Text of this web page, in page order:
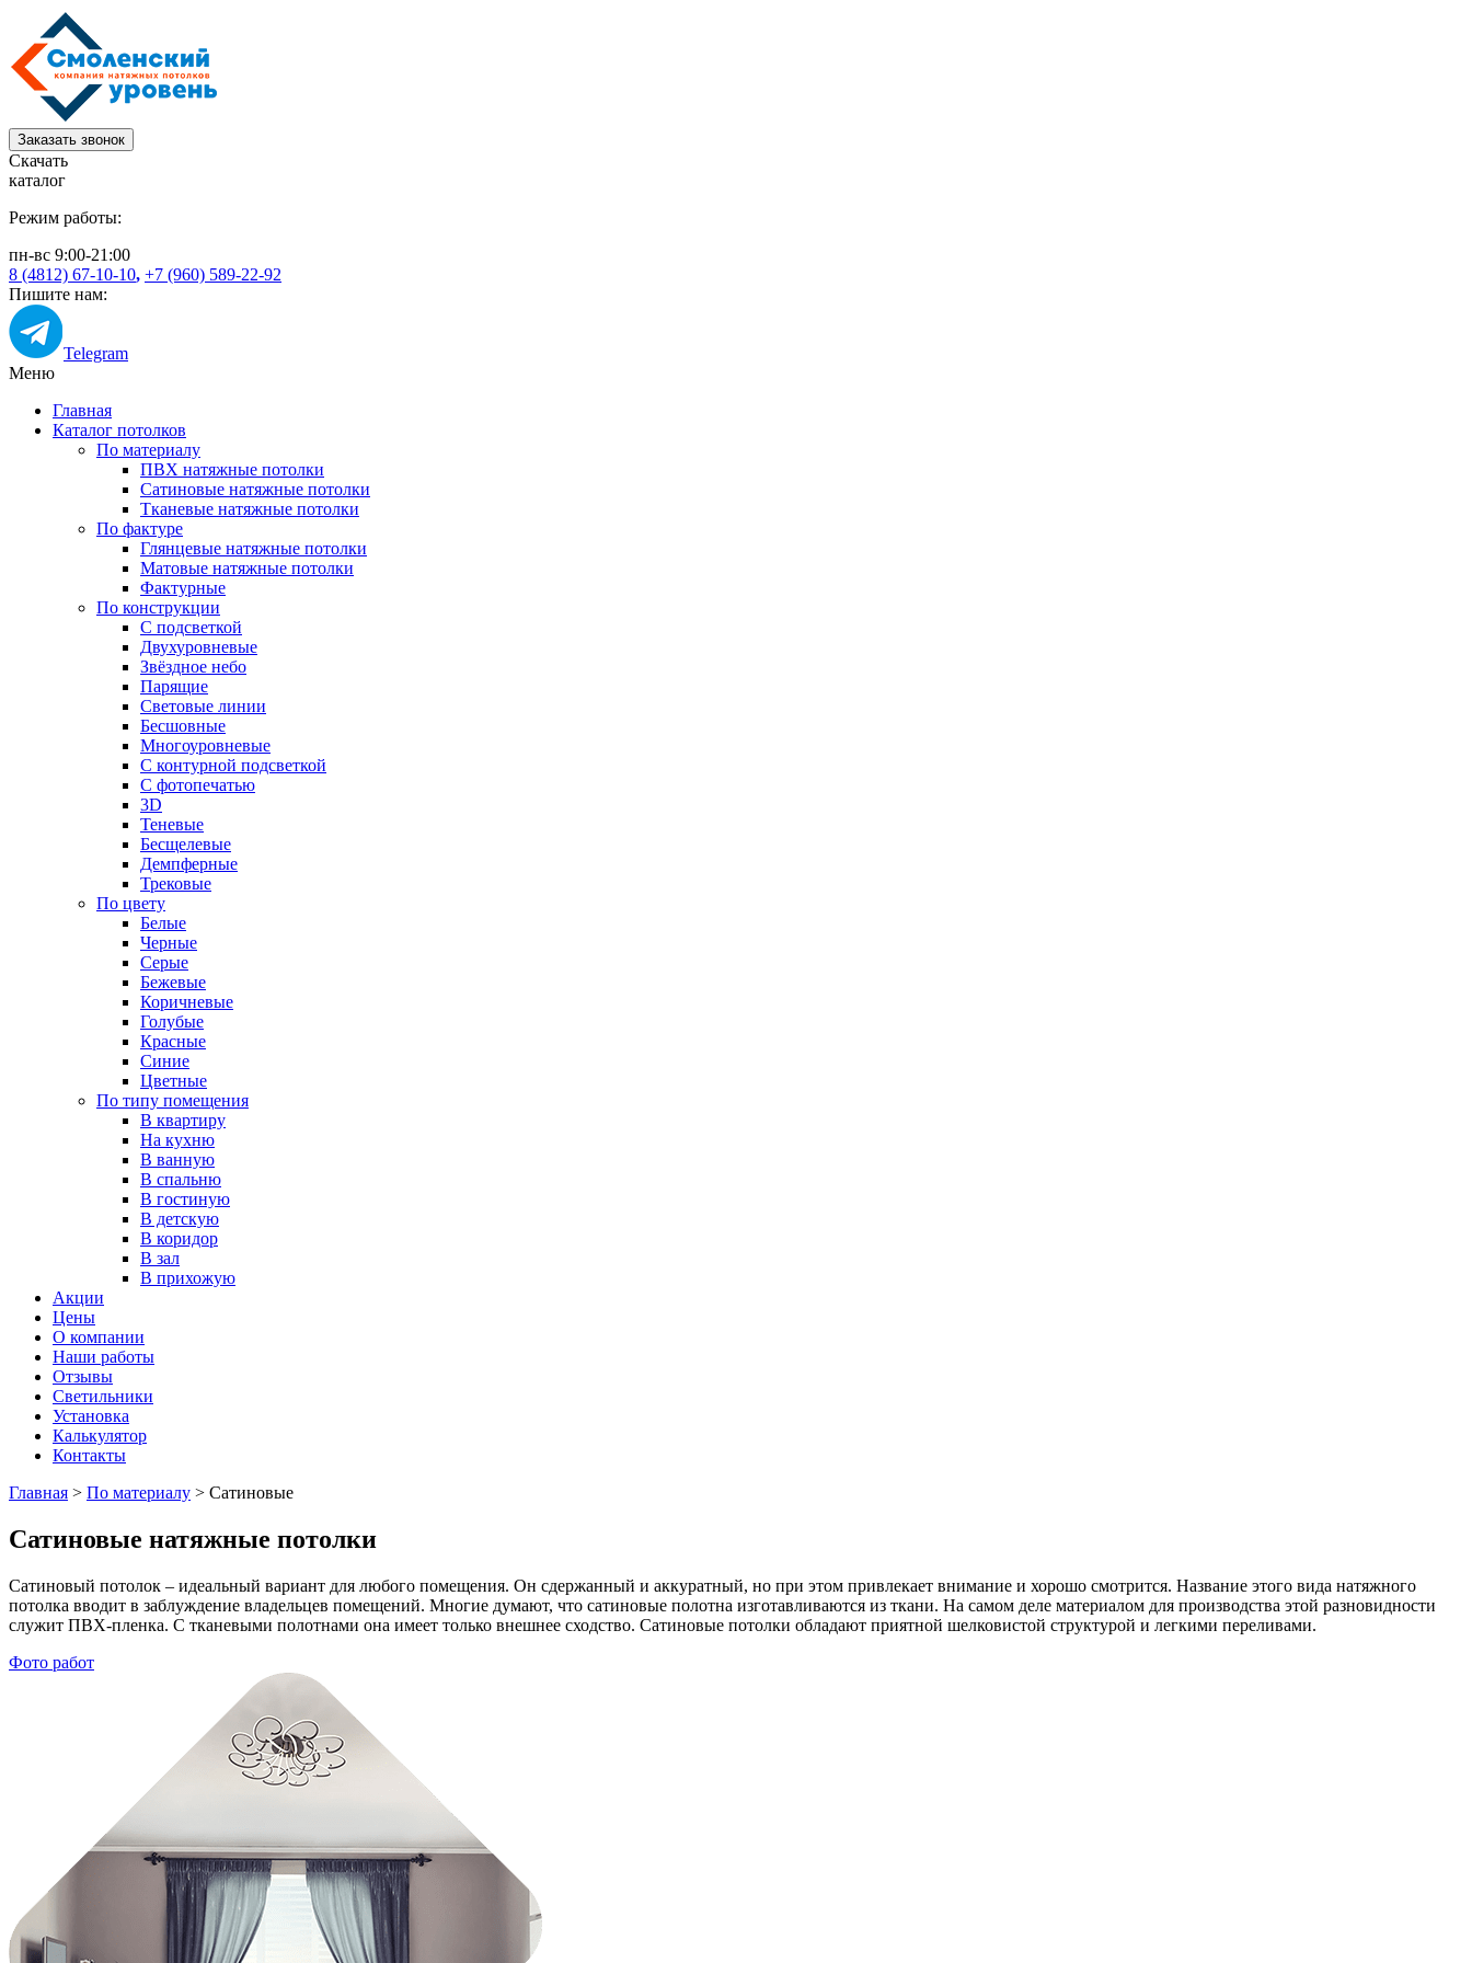
Заказать звонок
Скачать
каталог
Режим работы:
пн-вс 9:00-21:00
8 (4812) 67-10-10, +7 (960) 589-22-92
Пишите нам:
Telegram
Меню
Главная
Каталог потолков
По материалу
ПВХ натяжные потолки
Сатиновые натяжные потолки
Тканевые натяжные потолки
По фактуре
Глянцевые натяжные потолки
Матовые натяжные потолки
Фактурные
По конструкции
С подсветкой
Двухуровневые
Звёздное небо
Парящие
Световые линии
Бесшовные
Многоуровневые
С контурной подсветкой
С фотопечатью
3D
Теневые
Бесщелевые
Демпферные
Трековые
По цвету
Белые
Черные
Серые
Бежевые
Коричневые
Голубые
Красные
Синие
Цветные
По типу помещения
В квартиру
На кухню
В ванную
В спальню
В гостиную
В детскую
В коридор
В зал
В прихожую
Акции
Цены
О компании
Наши работы
Отзывы
Светильники
Установка
Калькулятор
Контакты
Главная > По материалу > Сатиновые
Сатиновые натяжные потолки
Сатиновый потолок – идеальный вариант для любого помещения. Он сдержанный и аккуратный, но при этом привлекает внимание и хорошо смотрится. Название этого вида натяжного
потолка вводит в заблуждение владельцев помещений. Многие думают, что сатиновые полотна изготавливаются из ткани. На самом деле материалом для производства этой разновидности
служит ПВХ-пленка. С тканевыми полотнами она имеет только внешнее сходство. Сатиновые потолки обладают приятной шелковистой структурой и легкими переливами.
Фото работ